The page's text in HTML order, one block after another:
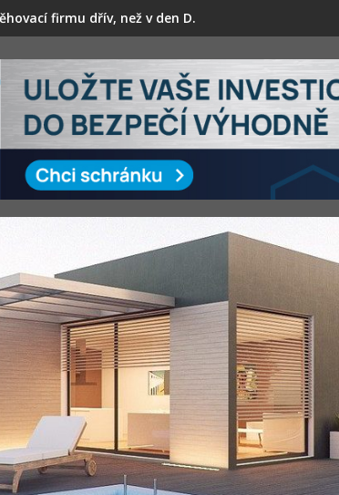
firmu dřív, než v den D.